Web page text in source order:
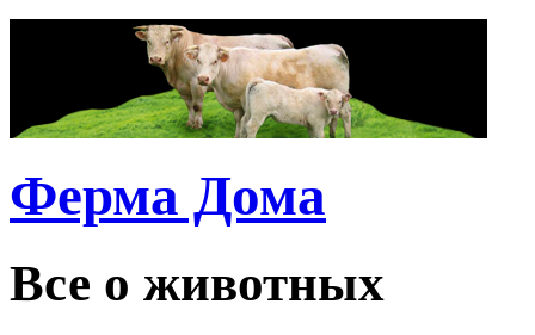
Ферма Дома
Все о животных